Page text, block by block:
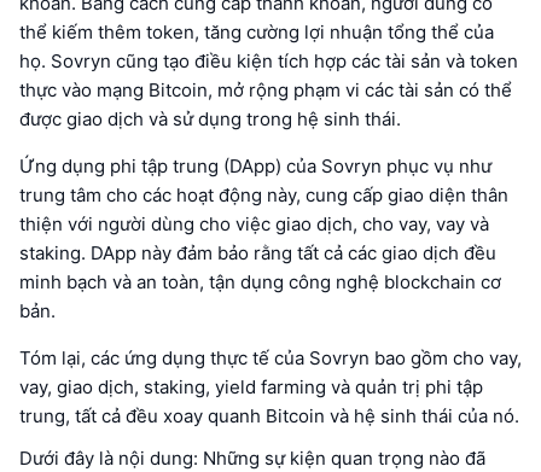
thể kiếm thêm token, tăng cường lợi nhuận tổng thể của
họ. Sovryn cũng tạo điều kiện tích hợp các tài sản và token
thực vào mạng Bitcoin, mở rộng phạm vi các tài sản có thể
được giao dịch và sử dụng trong hệ sinh thái.
Ứng dụng phi tập trung (DApp) của Sovryn phục vụ như
trung tâm cho các hoạt động này, cung cấp giao diện thân
thiện với người dùng cho việc giao dịch, cho vay, vay và
staking. DApp này đảm bảo rằng tất cả các giao dịch đều
minh bạch và an toàn, tận dụng công nghệ blockchain cơ
bản.
Tóm lại, các ứng dụng thực tế của Sovryn bao gồm cho vay,
vay, giao dịch, staking, yield farming và quản trị phi tập
trung, tất cả đều xoay quanh Bitcoin và hệ sinh thái của nó.
Dưới đây là nội dung: Những sự kiện quan trọng nào đã